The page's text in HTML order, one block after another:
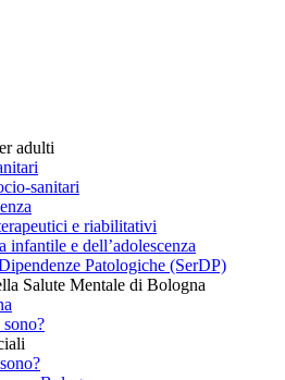
adulti
sanitari
e riabilitativi
infantile e dell’adolescenza
Patologiche (SerDP)
Salute Mentale di Bologna
sono?